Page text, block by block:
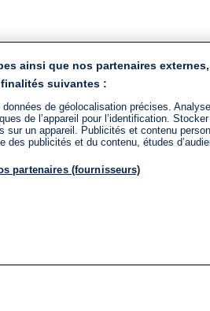
ainsi que nos partenaires
suivantes :
données de géolocalisation précises.
de l’appareil pour l’identification.
sur un appareil. Publicités et contenu
des publicités et du contenu, études
partenaires (fournisseurs)